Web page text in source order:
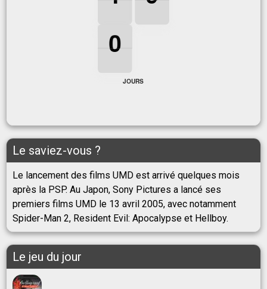
0
0
0
0
JOURS
Le saviez-vous ?
Le lancement des films UMD est arrivé quelques mois
après la PSP. Au Japon, Sony Pictures a lancé ses
premiers films UMD le 13 avril 2005, avec notamment
Spider-Man 2, Resident Evil: Apocalypse et Hellboy.
Le jeu du jour